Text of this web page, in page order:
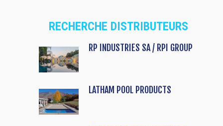
RECHERCHE DISTRIBUTEURS
RP INDUSTRIES SA / RPI GROUP
LATHAM POOL PRODUCTS